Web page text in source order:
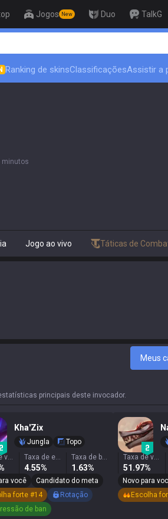
Jogos New Duo TalkG
🏆
Ranking de skinsClassificaçõesAssistir a
minutos
Jogo ao vivo Táticas de
Meus
principais deste invocador.
Kha'Zix
Jungla
Topo
Taxa de vitória
Taxa de escolha
4.55%
Taxa de banimento
1.63%
você
Candidato do meta
forte #14
Rotação
de ban
Taxa de vitória
51.97%
Novo para
Escolha